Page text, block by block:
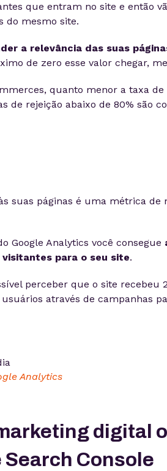
que entram no site e então
do mesmo site.
a relevância das suas
de zero esse valor chegar,
quanto menor a taxa
de rejeição abaixo de 80% são
suas páginas é uma métrica de
Google Analytics você consegue
para o seu site.
perceber que o site recebeu
através de campanhas
Analytics
digital
Search Console